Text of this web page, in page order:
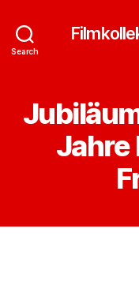
Search
Jahre